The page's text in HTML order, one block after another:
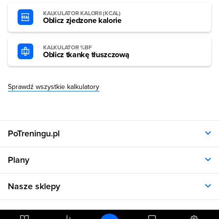
KALKULATOR KALORII (KCAL)
Oblicz zjedzone kalorie
KALKULATOR %BF
Oblicz tkankę tłuszczową
Sprawdź wszystkie kalkulatory
PoTreningu.pl
Polityka prywatności
Regulamin
RODO
Aplikacja
Dane kontaktowe
Plany
Plany dla kobiet
Plany dla mężczyzn
Plany dietetyczne
Nasze sklepy
Allnutrition.pl
Kalkulatory